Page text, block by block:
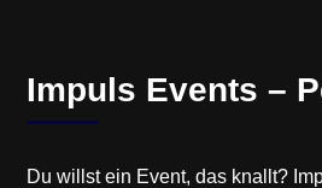
Impuls Events –
Du willst ein Event, das knallt?